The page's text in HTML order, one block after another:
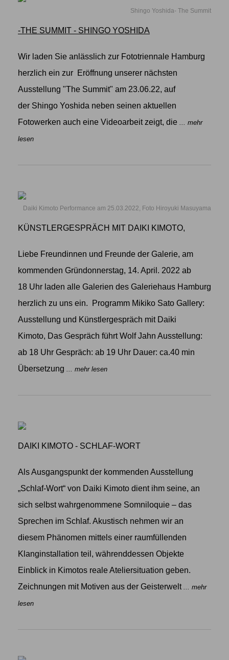
Shingo Yoshida- The Summit
-THE SUMMIT - SHINGO YOSHIDA
Wir laden Sie anlässlich zur Fototriennale Hamburg
herzlich ein zur Eröffnung unserer nächsten
Ausstellung "The Summit" am 23.06.22, auf
der Shingo Yoshida neben seinen aktuellen
Fotowerken auch eine Videoarbeit zeigt, die
... mehr
lesen
Daiki Kimoto Performance am 25.03.2022, Foto Hiroyuki Masuyama
KÜNSTLERGESPRÄCH MIT DAIKI KIMOTO,
Liebe Freundinnen und Freunde der Galerie, am
kommenden Gründonnerstag, 14. April. 2022 ab
18 Uhr laden alle Galerien des Galeriehaus Hamburg
herzlich zu uns ein. Programm Mikiko Sato Gallery:
Ausstellung und Künstlergespräch mit Daiki
Kimoto, Das Gespräch führt Wolf Jahn Ausstellung:
ab 18 Uhr Gespräch: ab 19 Uhr Dauer: ca.40 min
Übersetzung
... mehr lesen
DAIKI KIMOTO - SCHLAF-WORT
Als Ausgangspunkt der kommenden Ausstellung
„Schlaf-Wort“ von Daiki Kimoto dient ihm seine, an
sich selbst wahrgenommene Somniloquie – das
Sprechen im Schlaf. Akustisch nehmen wir an
diesem Phänomen mittels einer raumfüllenden
Klanginstallation teil, währenddessen Objekte
Einblick in Kimotos reale Ateliersituation geben.
Zeichnungen mit Motiven aus der Geisterwelt ... mehr
lesen